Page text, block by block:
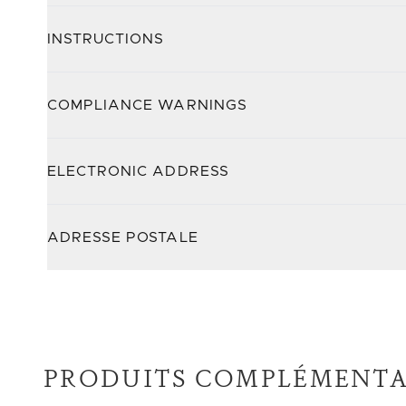
INSTRUCTIONS
COMPLIANCE WARNINGS
ELECTRONIC ADDRESS
ADRESSE POSTALE
PRODUITS